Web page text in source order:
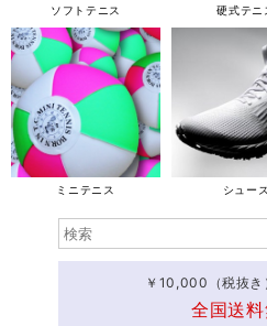
ソフトテニス 硬式テニ
ミニテニス シュー
￥10,000（税抜き
全国送